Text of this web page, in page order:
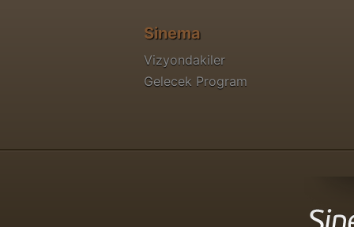
Sinema
Vizyondakiler
Gelecek Program